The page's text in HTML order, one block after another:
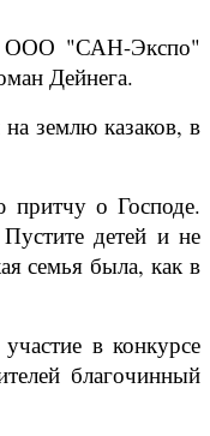
ООО "САН-Экспо"
Дейнега.
землю казаков, в
притчу о Господе.
детей и не
семья была, как в
в конкурсе
благочинный